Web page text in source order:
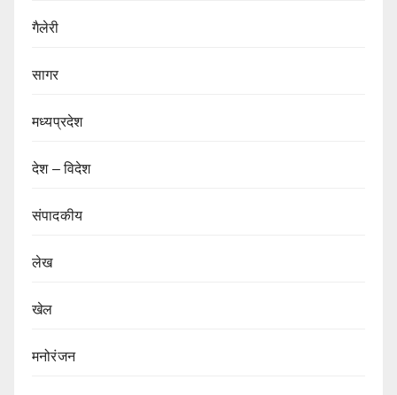
गैलेरी
सागर
मध्यप्रदेश
देश – विदेश
संपादकीय
लेख
खेल
मनोरंजन